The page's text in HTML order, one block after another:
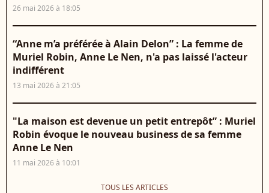
26 mai 2026 à 18:05
“Anne m’a préférée à Alain Delon” : La femme de
Muriel Robin, Anne Le Nen, n'a pas laissé l'acteur
indifférent
13 mai 2026 à 21:05
"La maison est devenue un petit entrepôt” : Muriel
Robin évoque le nouveau business de sa femme
Anne Le Nen
11 mai 2026 à 10:01
TOUS LES ARTICLES